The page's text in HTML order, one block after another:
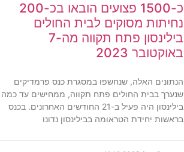
כ-1500 פצועים הובאו בכ-200
נחיתות מסוקים לבית החולים
בילינסון פתח תקווה מה-7
באוקטובר 2023
הנתונים האלה, שנחשפו במסגרת כנס פרמדיקים
שנערך בבית החולים פתח תקווה, ממחישים עד כמה
בילינסון היה פעיל ב-21 החודשים האחרונים. בכנס
בראשות יחידת הטראומה בבילינסון נדונו